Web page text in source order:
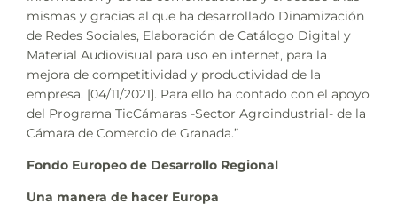
mismas y gracias al que ha desarrollado Dinamización
de Redes Sociales, Elaboración de Catálogo Digital y
Material Audiovisual para uso en internet, para la
mejora de competitividad y productividad de la
empresa. [04/11/2021]. Para ello ha contado con el apoyo
del Programa TicCámaras -Sector Agroindustrial- de la
Cámara de Comercio de Granada.”
Fondo Europeo de Desarrollo Regional
Una manera de hacer Europa